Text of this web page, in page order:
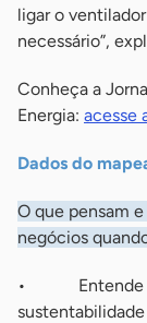
ligar o
necessário”,
Conheça a
Energia: acesse
Dados do
O que pensam
negócios
• Entende